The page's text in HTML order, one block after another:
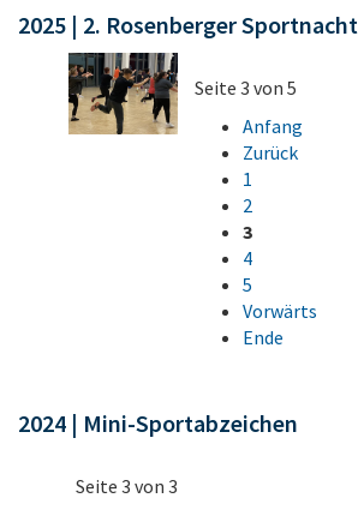
2025 | 2. Rosenberger Sportnacht
Seite 3 von 5
Anfang
Zurück
1
2
3
4
5
Vorwärts
Ende
2024 | Mini-Sportabzeichen
Seite 3 von 3